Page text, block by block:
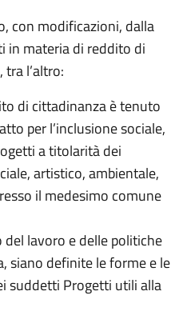
con modificazioni, dalla
in materia di reddito di
l’altro:
di cittadinanza è tenuto
per l’inclusione sociale,
a titolarità dei
artistico, ambientale,
il medesimo comune
lavoro e delle politiche
siano definite le forme e le
suddetti Progetti utili alla